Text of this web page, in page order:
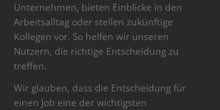
Unternehmen, bieten Einblicke in den
Arbeitsalltag oder stellen zukünftige
Kollegen vor. So helfen wir unseren
Nutzern, die richtige Entscheidung zu
treffen.
Wir glauben, dass die Entscheidung für
einen Job eine der wichtigsten